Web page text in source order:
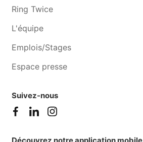
Ring Twice
L'équipe
Emplois/Stages
Espace presse
Suivez-nous